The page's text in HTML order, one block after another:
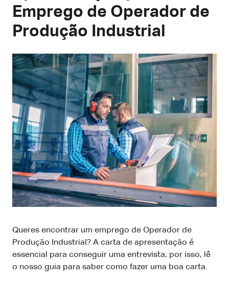
Emprego de Operador de
Produção Industrial
Queres encontrar um emprego de Operador de
Produção Industrial? A carta de apresentação é
essencial para conseguir uma entrevista, por isso, lê
o nosso guia para saber como fazer uma boa carta.